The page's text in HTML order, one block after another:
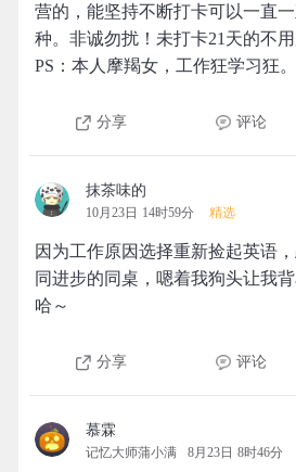
营的，能坚持不断打卡可以一直
种。非诚勿扰！未打卡21天的不用
PS：本人摩羯女，工作狂学习狂。
分享 评论
抹茶味的
10月23日 14时59分 精选
因为工作原因选择重新捡起英语
同进步的同桌，嗯着我狗头让我
哈～
分享 评论
慕霖
记忆大师蒲小满 8月23日 8时46分